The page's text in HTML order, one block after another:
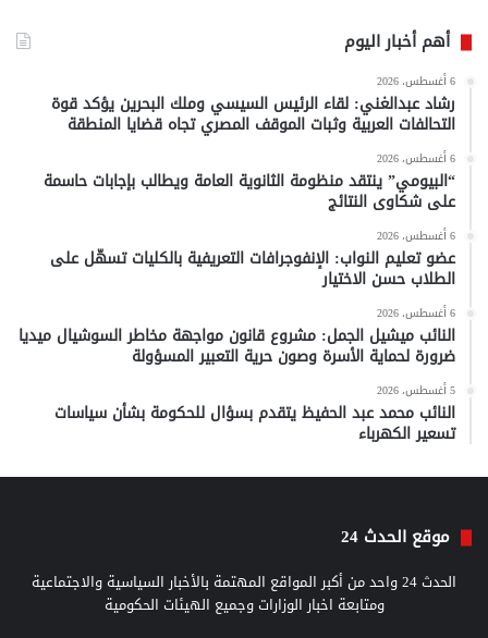
أهم أخبار اليوم
6 أغسطس، 2026
رشاد عبدالغني: لقاء الرئيس السيسي وملك البحرين يؤكد قوة
التحالفات العربية وثبات الموقف المصري تجاه قضايا المنطقة
6 أغسطس، 2026
“البيومي” ينتقد منظومة الثانوية العامة ويطالب بإجابات حاسمة
على شكاوى النتائج
6 أغسطس، 2026
عضو تعليم النواب: الإنفوجرافات التعريفية بالكليات تسهّل على
الطلاب حسن الاختيار
6 أغسطس، 2026
النائب ميشيل الجمل: مشروع قانون مواجهة مخاطر السوشيال ميديا
ضرورة لحماية الأسرة وصون حرية التعبير المسؤولة
5 أغسطس، 2026
النائب محمد عبد الحفيظ يتقدم بسؤال للحكومة بشأن سياسات
تسعير الكهرباء
موقع الحدث 24
الحدث 24 واحد من أكبر المواقع المهتمة بالأخبار السياسية والاجتماعية
ومتابعة اخبار الوزارات وجميع الهيئات الحكومية